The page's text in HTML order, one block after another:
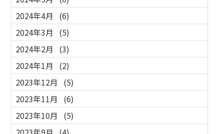
2024年4月
(6)
2024年3月
(5)
2024年2月
(3)
2024年1月
(2)
2023年12月
(5)
2023年11月
(6)
2023年10月
(5)